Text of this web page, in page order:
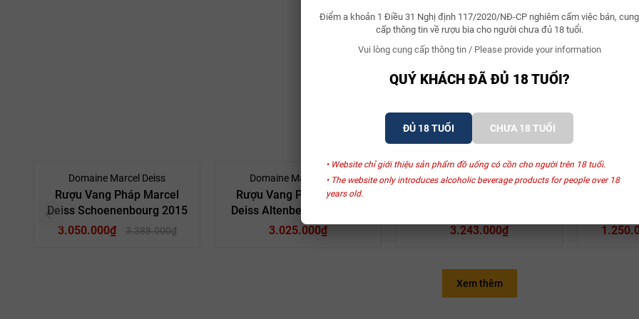
Điểm a khoản 1 Điều 31 Nghị định 117/2020/NĐ-CP nghiêm cấm việc bán, cung
cấp thông tin về rượu bia cho người chưa đủ 18 tuổi.
Vui lòng cung cấp thông tin / Please provide your information
QUÝ KHÁCH ĐÃ ĐỦ 18 TUỔI?
ĐỦ 18 TUỔI CHƯA 18 TUỔI
• Website chỉ giới thiệu sản phẩm đồ uống có cồn cho người trên 18 tuổi.
• The website only introduces alcoholic beverage products for people over 18
years old.
SẢN PHẨM LIÊN QUAN
Domaine Marcel Deiss
Rượu Vang Pháp Marcel
Deiss Schoenenbourg 2015
3.050.000₫
3.388.000₫
Domaine Marcel Deiss
Rượu Vang Pháp Marcel
Deiss Altenberg Bergheim
3.025.000₫
Domaine Marcel Deiss
3.243.000₫
Rượu
Xem thêm